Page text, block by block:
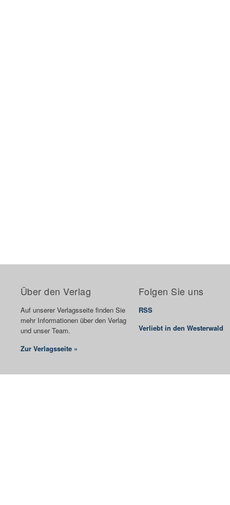
Über den Verlag
Auf unserer Verlagsseite finden Sie
mehr Informationen über den Verlag
und unser Team.
Zur Verlagsseite »
Folgen Sie uns
RSS
Verliebt in den Westerwald